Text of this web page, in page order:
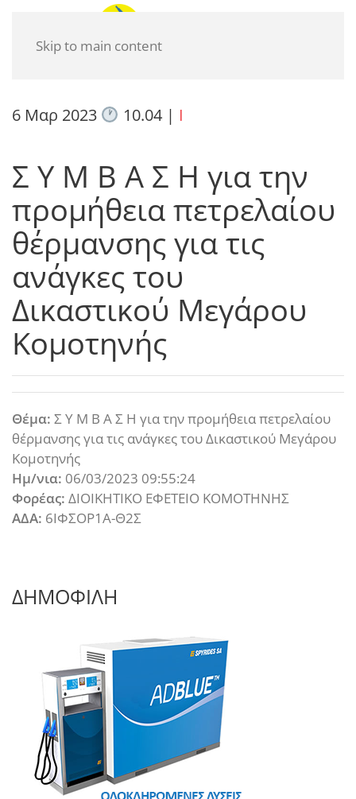
Skip to main content
6 Μαρ 2023 10.04| I
Σ Υ Μ Β Α Σ Η για την
προμήθεια πετρελαίου
θέρμανσης για τις
ανάγκες του
Δικαστικού Μεγάρου
Κομοτηνής
Θέμα: Σ Υ Μ Β Α Σ Η για την προμήθεια πετρελαίου
θέρμανσης για τις ανάγκες του Δικαστικού Μεγάρου
Κομοτηνής
Ημ/νια: 06/03/2023 09:55:24
Φορέας: ΔΙΟΙΚΗΤΙΚΟ ΕΦΕΤΕΙΟ ΚΟΜΟΤΗΝΗΣ
ΑΔΑ: 6ΙΦΣΟΡ1Α-Θ2Σ
ΔΗΜΟΦΙΛΗ